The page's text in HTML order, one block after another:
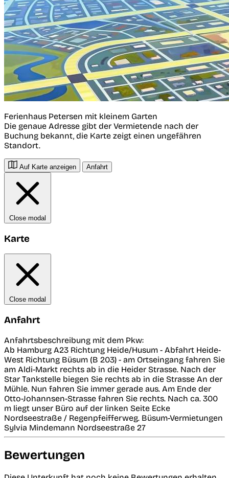
Ferienhaus Petersen mit kleinem Garten
Die genaue Adresse gibt der Vermietende nach der
Buchung bekannt, die Karte zeigt einen ungefähren
Standort.
Auf Karte anzeigen Anfahrt
Close modal
Karte
Close modal
Anfahrt
Anfahrtsbeschreibung mit dem Pkw:
Ab Hamburg A23 Richtung Heide/Husum - Abfahrt Heide-
West Richtung Büsum (B 203) - am Ortseingang fahren Sie
am Aldi-Markt rechts ab in die Heider Strasse. Nach der
Star Tankstelle biegen Sie rechts ab in die Strasse An der
Mühle. Nun fahren Sie immer gerade aus. Am Ende der
Otto-Johannsen-Strasse fahren Sie rechts. Nach ca. 300
m liegt unser Büro auf der linken Seite Ecke
Nordseestraße / Regenpfeifferweg. Büsum-Vermietungen
Sylvia Mindemann Nordseestraße 27
Bewertungen